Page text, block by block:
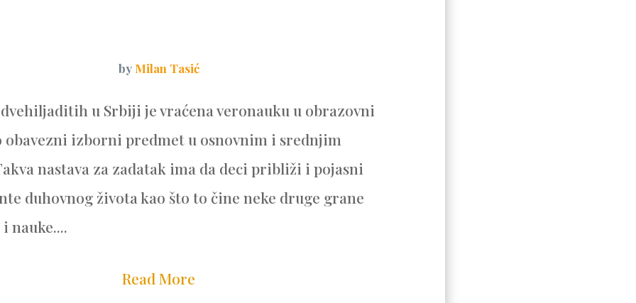
by Milan Tasić
u Srbiji je vraćena veronauku u obrazovni
obavezni izborni predmet u osnovnim i srednjim
nastava za zadatak ima da deci približi i pojasni
duhovnog života kao što to čine neke druge grane
nauke....
Read More